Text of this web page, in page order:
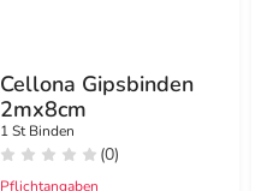
Cellona Gipsbinden
2mx8cm
1 St Binden
(0)
Pflichtangaben